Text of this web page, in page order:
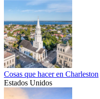
Cosas que hacer en Charleston
Estados Unidos